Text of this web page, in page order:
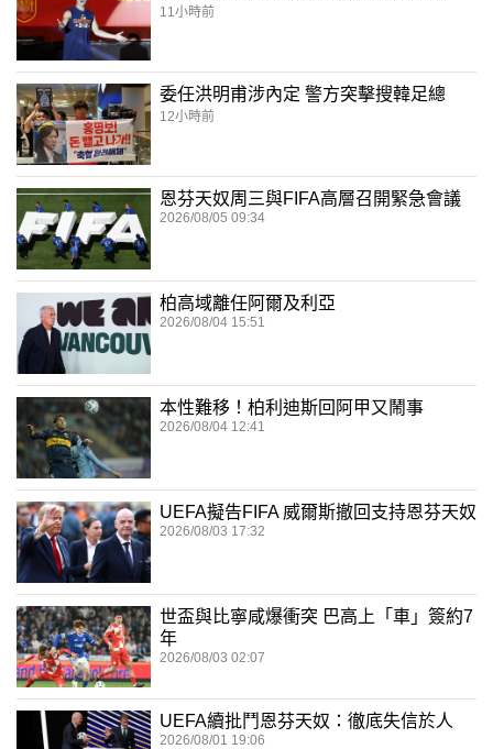
11小時前
委任洪明甫涉內定 警方突擊搜韓足總
12小時前
恩芬天奴周三與FIFA高層召開緊急會議
2026/08/05 09:34
柏高域離任阿爾及利亞
2026/08/04 15:51
本性難移！柏利迪斯回阿甲又鬧事
2026/08/04 12:41
UEFA擬告FIFA 威爾斯撤回支持恩芬天奴
2026/08/03 17:32
世盃與比寧咸爆衝突 巴高上「車」簽約7
年
2026/08/03 02:07
UEFA續批鬥恩芬天奴：徹底失信於人
2026/08/01 19:06